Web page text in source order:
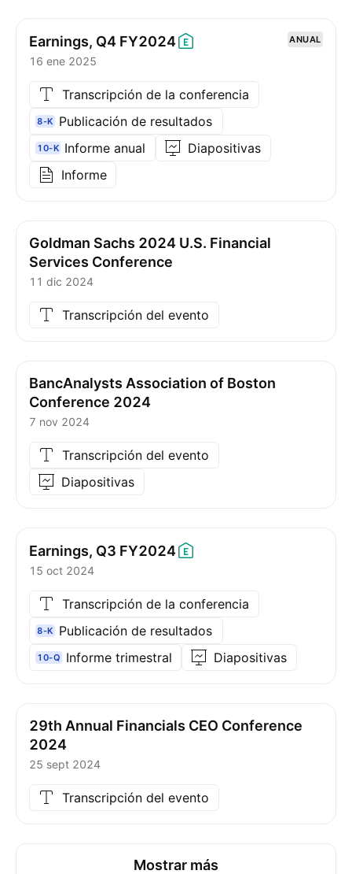
Earnings, Q4 FY2024 ANUAL
16 ene 2025
Transcripción de la conferencia
8-K Publicación de resultados
10-K Informe anual
Diapositivas
Informe
Goldman Sachs 2024 U.S. Financial
Services Conference
11 dic 2024
Transcripción del evento
BancAnalysts Association of Boston
Conference 2024
7 nov 2024
Transcripción del evento
Diapositivas
Earnings, Q3 FY2024
15 oct 2024
Transcripción de la conferencia
8-K Publicación de resultados
10-Q Informe trimestral Diapositivas
29th Annual Financials CEO Conference
2024
25 sept 2024
Transcripción del evento
Mostrar más